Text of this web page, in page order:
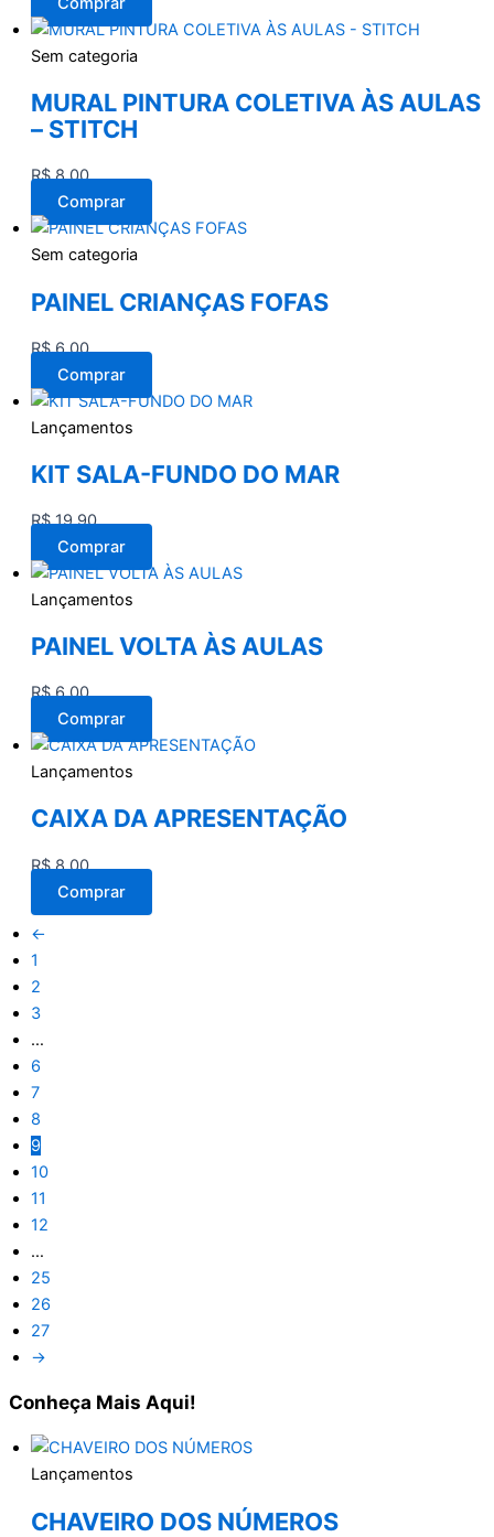
Sem categoria
MURAL PINTURA COLETIVA ÀS AULAS
– STITCH
R$8,00
Comprar
Sem categoria
PAINEL CRIANÇAS FOFAS
R$6,00
Comprar
Lançamentos
KIT SALA-FUNDO DO MAR
R$19,90
Comprar
Lançamentos
PAINEL VOLTA ÀS AULAS
R$6,00
Comprar
Lançamentos
CAIXA DA APRESENTAÇÃO
R$8,00
Comprar
←
1
2
3
…
6
7
8
9
10
11
12
…
25
26
27
→
Conheça Mais Aqui!
Lançamentos
CHAVEIRO DOS NÚMEROS